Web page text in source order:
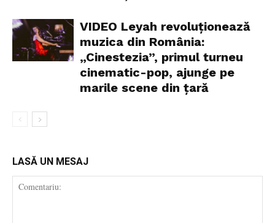
VIDEO Leyah revoluționează
muzica din România:
„Cinestezia”, primul turneu
cinematic-pop, ajunge pe
marile scene din țară
LASĂ UN MESAJ